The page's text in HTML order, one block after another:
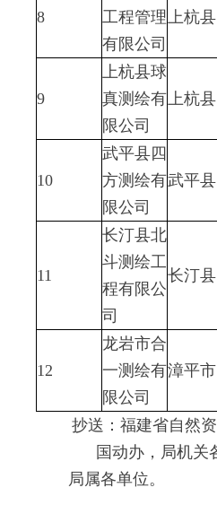
8
工程管理
有限公司
上杭县
9
上杭县球
真测绘有
限公司
上杭县
10
武平县四
方测绘有
限公司
武平县
11
长汀县北
斗测绘工
程有限公
司
长汀县
12
龙岩市合
一测绘有
限公司
漳平市
抄送：福建省自然
国动办，局机关
局属各单位。